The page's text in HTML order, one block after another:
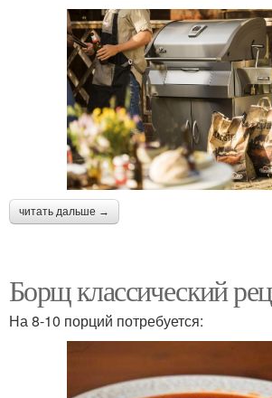
читать дальше →
Борщ классический
На 8-10 порций потребуется: